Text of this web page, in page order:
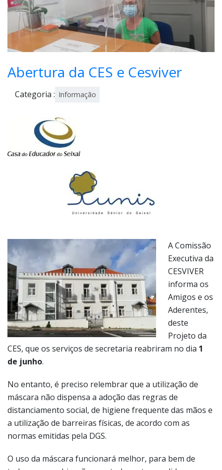
Abertura da CES e Cesviver
Categoria : Informação
A Comissão
Executiva da
CESVIVER
informa os
Amigos e os
Aderentes,
deste
Projeto da
CES, que os serviços de secretaria reabriram no dia 1
de junho.
No entanto, é preciso relembrar que a utilização de
máscara não dispensa a adoção das regras de
distanciamento social, de higiene frequente das mãos e
a utilização de barreiras físicas, de acordo com as
normas emitidas pela DGS.
O uso da máscara funcionará melhor, para bem de